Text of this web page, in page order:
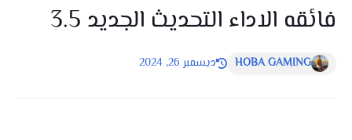
فائقه الاداء التحديث الجديد 3.5
HOBA GAMING ديسمبر 26, 2024